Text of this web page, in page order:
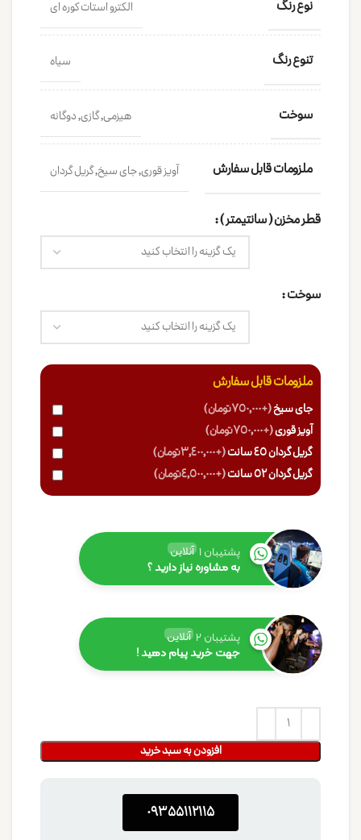
نوع رنگ الکترو استات کوره ای
تنوع رنگ سیاه
سوخت هیزمی, گازی, دوگانه
ملزومات قابل سفارش آویز قوری, جای سیخ, گریل گردان
قطر مخزن ( سانتیمتر )
سوخت
ملزومات قابل سفارش
جای سیخ(+750,000 تومان)
آویز قوری(+750,000 تومان)
گریل گردان 45 سانت
(+3,400,000 تومان)
گریل گردان 52 سانت
(+4,500,000 تومان)
پشتیبان 1 آنلاین
به مشاوره نیاز دارید ؟
پشتیبان 2
آنلاین
جهت خرید پیام دهید !
افزودن به سبد خرید
0۹۳۵۵۱۱۲۱۱۵